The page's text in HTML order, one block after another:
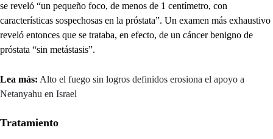
se reveló “un pequeño foco, de menos de 1 centímetro, con
características sospechosas en la próstata”. Un examen más exhaustivo
reveló entonces que se trataba, en efecto, de un cáncer benigno de
próstata “sin metástasis”.
Lea más: Alto el fuego sin logros definidos erosiona el apoyo a
Netanyahu en Israel
Tratamiento